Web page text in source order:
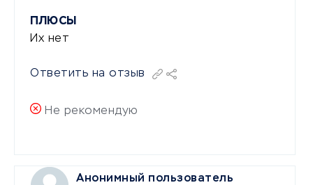
ПЛЮСЫ
Их нет
Ответить на отзыв
Не рекомендую
Анонимный пользователь